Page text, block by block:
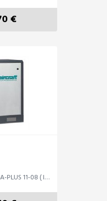
€
Kompresor skrutkový A-PLUS 11-08 ( IE 3 )